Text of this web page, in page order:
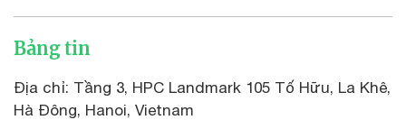
Bảng tin
Địa chỉ: Tầng 3, HPC Landmark 105 Tố Hữu, La Khê,
Hà Đông, Hanoi, Vietnam